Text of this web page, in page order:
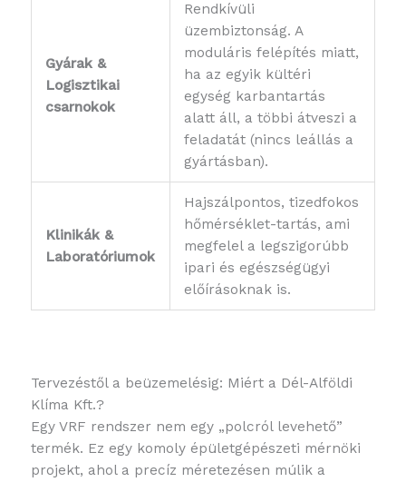
Gyárak &
Logisztikai
csarnokok
Rendkívüli
üzembiztonság. A
moduláris felépítés miatt,
ha az egyik kültéri
egység karbantartás
alatt áll, a többi átveszi a
feladatát (nincs leállás a
gyártásban).
Klinikák &
Laboratóriumok
Hajszálpontos, tizedfokos
hőmérséklet-tartás, ami
megfelel a legszigorúbb
ipari és egészségügyi
előírásoknak is.
Tervezéstől a beüzemelésig: Miért a Dél-Alföldi
Klíma Kft.?
Egy VRF rendszer nem egy „polcról levehető”
termék. Ez egy komoly épületgépészeti mérnöki
projekt, ahol a precíz méretezésen múlik a